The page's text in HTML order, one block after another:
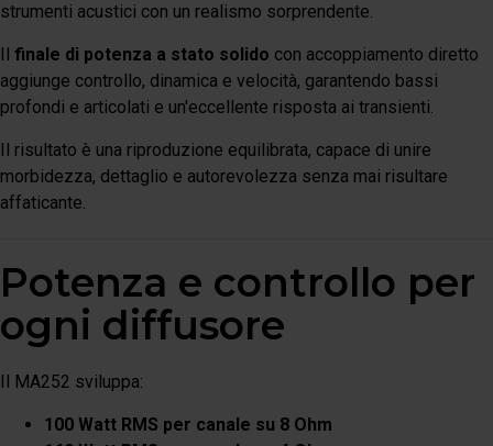
strumenti acustici con un realismo sorprendente.
Il finale di potenza a stato solido con accoppiamento diretto
aggiunge controllo, dinamica e velocità, garantendo bassi
profondi e articolati e un'eccellente risposta ai transienti.
Il risultato è una riproduzione equilibrata, capace di unire
morbidezza, dettaglio e autorevolezza senza mai risultare
affaticante.
Potenza e controllo per
ogni diffusore
Il MA252 sviluppa:
100 Watt RMS per canale su 8 Ohm